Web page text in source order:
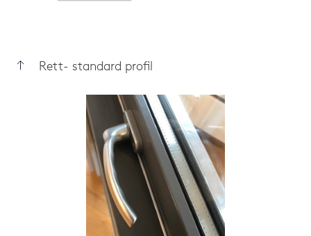
Rett- standard profil